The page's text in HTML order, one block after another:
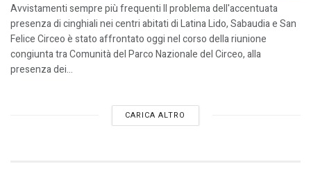
Avvistamenti sempre più frequenti Il problema dell'accentuata
presenza di cinghiali nei centri abitati di Latina Lido, Sabaudia e San
Felice Circeo è stato affrontato oggi nel corso della riunione
congiunta tra Comunità del Parco Nazionale del Circeo, alla
presenza dei...
CARICA ALTRO